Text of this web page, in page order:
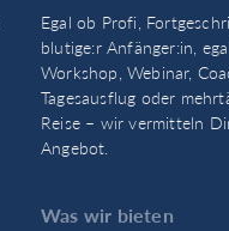
Egal ob Profi,
blutige:r Anfänger:in,
Workshop, Webinar,
Tagesausflug oder
Reise – wir vermitteln
Angebot.
Was wir bieten